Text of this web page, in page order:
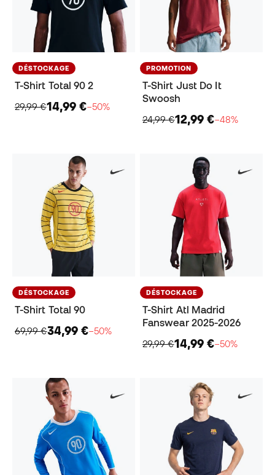
DÉSTOCKAGE
T-Shirt Total 90 2
29,99 €14,99 €−50%
PROMOTION
T-Shirt Just Do It
Swoosh
24,99 €12,99 €−48%
DÉSTOCKAGE
T-Shirt Total 90
69,99 €34,99 €−50%
DÉSTOCKAGE
T-Shirt Atl Madrid
Fanswear 2025-2026
29,99 €14,99 €−50%